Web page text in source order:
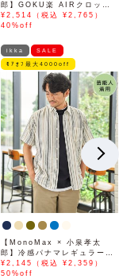
郎】GOKU楽 AIRクロップ
ドパンツ「小泉孝太郎さん着
用モデル」
¥2,514（税込 ¥2,765）
40%off
ikka SALE
ﾓｱｵﾌ最大4000off
【MonoMax × 小泉孝太
郎】冷感パナマレギュラーカ
ラー半袖シャツ「小泉孝太郎
さん着用モデル」
¥2,145（税込 ¥2,359）
50%off